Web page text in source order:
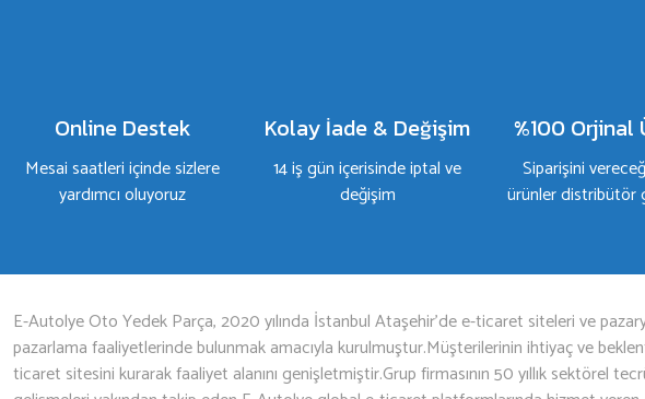
Online Destek
Mesai saatleri içinde sizlere
yardımcı oluyoruz
Kolay İade & Değişim
14 iş gün içerisinde iptal ve
değişim
%100 Orjinal
Siparişini
ürünler distribütör
E-Autolye Oto Yedek Parça, 2020 yılında İstanbul Ataşehir’de e-ticaret siteleri ve
pazarlama faaliyetlerinde bulunmak amacıyla kurulmuştur.Müşterilerinin ihtiyaç ve
ticaret sitesini kurarak faaliyet alanını genişletmiştir.Grup firmasının 50 yıllık sektörel